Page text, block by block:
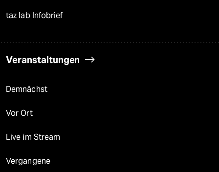
taz lab Infobrief
Veranstaltungen
Demnächst
Vor Ort
Live im Stream
Vergangene